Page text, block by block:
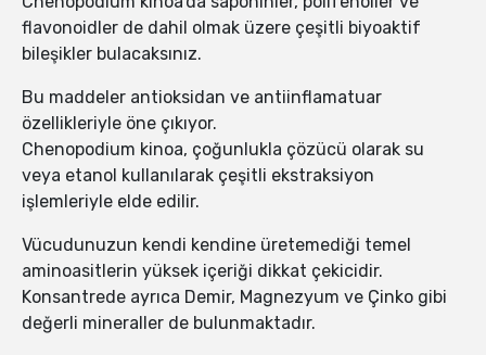
flavonoidler de dahil olmak üzere çeşitli biyoaktif
bileşikler bulacaksınız.
Bu maddeler antioksidan ve antiinflamatuar
özellikleriyle öne çıkıyor.
Chenopodium kinoa, çoğunlukla çözücü olarak su
veya etanol kullanılarak çeşitli ekstraksiyon
işlemleriyle elde edilir.
Vücudunuzun kendi kendine üretemediği temel
aminoasitlerin yüksek içeriği dikkat çekicidir.
Konsantrede ayrıca Demir, Magnezyum ve Çinko gibi
değerli mineraller de bulunmaktadır.